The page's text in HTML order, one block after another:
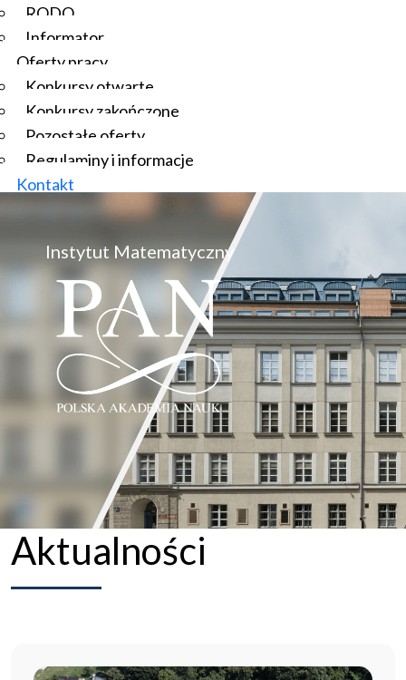
RODO
Informator
Oferty pracy
Konkursy otwarte
Konkursy zakończone
Pozostałe oferty
Regulaminy i informacje
Kontakt
Instytut Matematyczny
Aktualności